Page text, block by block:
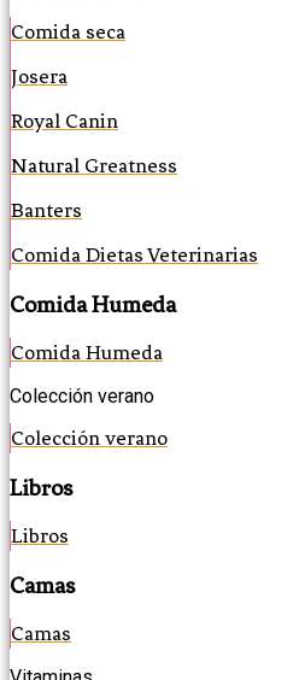
Comida seca
Josera
Royal Canin
Natural Greatness
Banters
Comida Dietas Veterinarias
Comida Humeda
Comida Humeda
Colección verano
Colección verano
Libros
Libros
Camas
Camas